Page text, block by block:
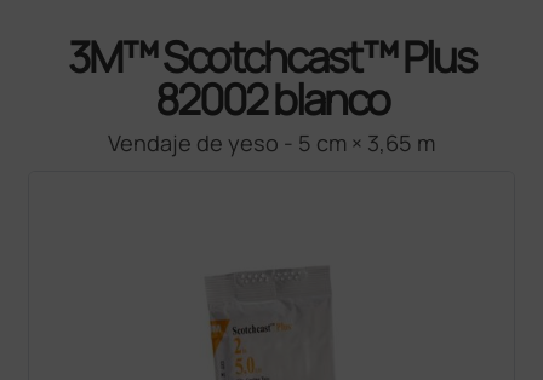
3M™ Scotchcast™ Plus
82002 blanco
Vendaje de yeso - 5 cm × 3,65 m